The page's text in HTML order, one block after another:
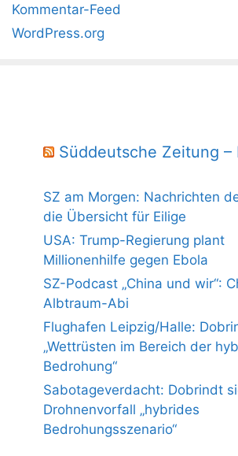
Kommentar-Feed
WordPress.org
Süddeutsche Zeitung –
SZ am Morgen: Nachrichten
die Übersicht für Eilige
USA: Trump-Regierung plant
Millionenhilfe gegen Ebola
SZ-Podcast „China und wir“:
Albtraum-Abi
Flughafen Leipzig/Halle:
„Wettrüsten im Bereich der
Bedrohung“
Sabotageverdacht: Dobrindt
Drohnenvorfall „hybrides
Bedrohungsszenario“